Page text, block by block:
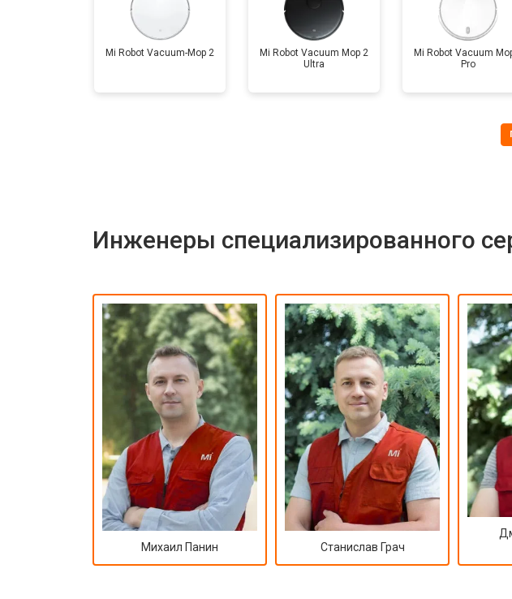
Mi Robot Vacuum-Mop 2
Mi Robot Vacuum Mop 2
Ultra
Mi Robot Vacuum
Pro
Инженеры специализированного
Михаил Панин Станислав Грач